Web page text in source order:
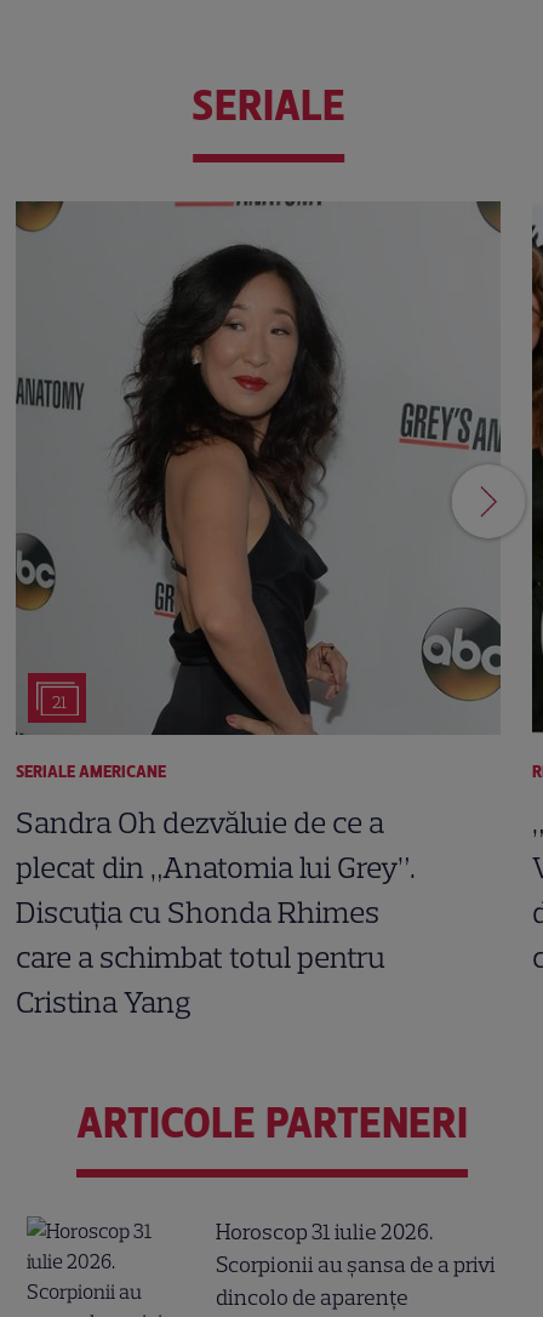
SERIALE
21
SERIALE AMERICANE
Sandra Oh dezvăluie de ce a
plecat din „Anatomia lui Grey”.
Discuția cu Shonda Rhimes
care a schimbat totul pentru
Cristina Yang
ARTICOLE PARTENERI
Horoscop 31 iulie 2026.
Scorpionii au șansa de a privi
dincolo de aparențe